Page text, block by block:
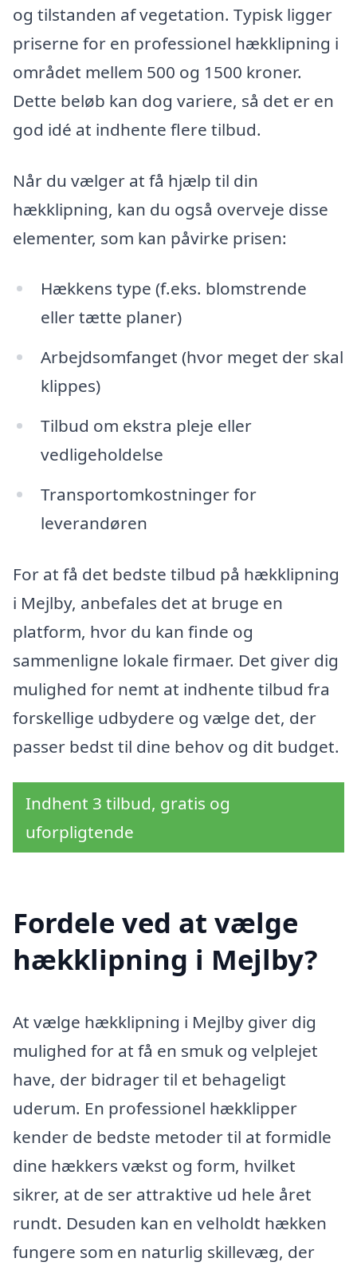
og tilstanden af vegetation. Typisk ligger
priserne for en professionel hækklipning i
området mellem 500 og 1500 kroner.
Dette beløb kan dog variere, så det er en
god idé at indhente flere tilbud.
Når du vælger at få hjælp til din
hækklipning, kan du også overveje disse
elementer, som kan påvirke prisen:
Hækkens type (f.eks. blomstrende
eller tætte planer)
Arbejdsomfanget (hvor meget der skal
klippes)
Tilbud om ekstra pleje eller
vedligeholdelse
Transportomkostninger for
leverandøren
For at få det bedste tilbud på hækklipning
i Mejlby, anbefales det at bruge en
platform, hvor du kan finde og
sammenligne lokale firmaer. Det giver dig
mulighed for nemt at indhente tilbud fra
forskellige udbydere og vælge det, der
passer bedst til dine behov og dit budget.
Indhent 3 tilbud, gratis og
uforpligtende
Fordele ved at vælge
hækklipning i Mejlby?
At vælge hækklipning i Mejlby giver dig
mulighed for at få en smuk og velplejet
have, der bidrager til et behageligt
uderum. En professionel hækklipper
kender de bedste metoder til at formidle
dine hækkers vækst og form, hvilket
sikrer, at de ser attraktive ud hele året
rundt. Desuden kan en velholdt hækken
fungere som en naturlig skillevæg, der